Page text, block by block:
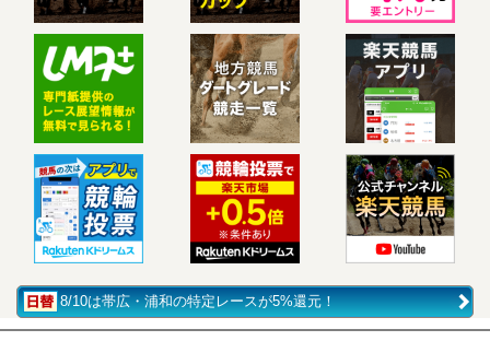
8/10は帯広・浦和の特定レースが5%還元！